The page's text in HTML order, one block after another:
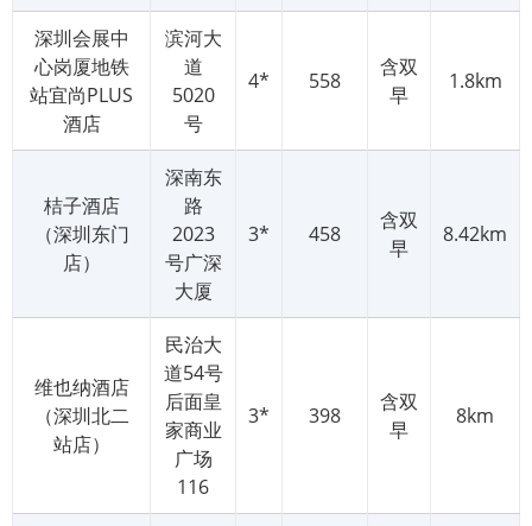
深圳会展中
心岗厦地铁
站宜尚PLUS
酒店
滨河大
道
5020
号
4* 558
含双
早
1.8km
桔子酒店
（深圳东门
店）
深南东
路
2023
号广深
大厦
3* 458
含双
早
8.42km
维也纳酒店
（深圳北二
站店）
民治大
道54号
后面皇
家商业
广场
116
3* 398
含双
早
8km